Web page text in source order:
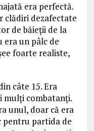
era perfectă.
clădiri dezafectate
de băieţii de la
era un pâlc de
foarte realiste,
câte 15. Era
mulţi combatanţi.
unul, doar că era
partida de